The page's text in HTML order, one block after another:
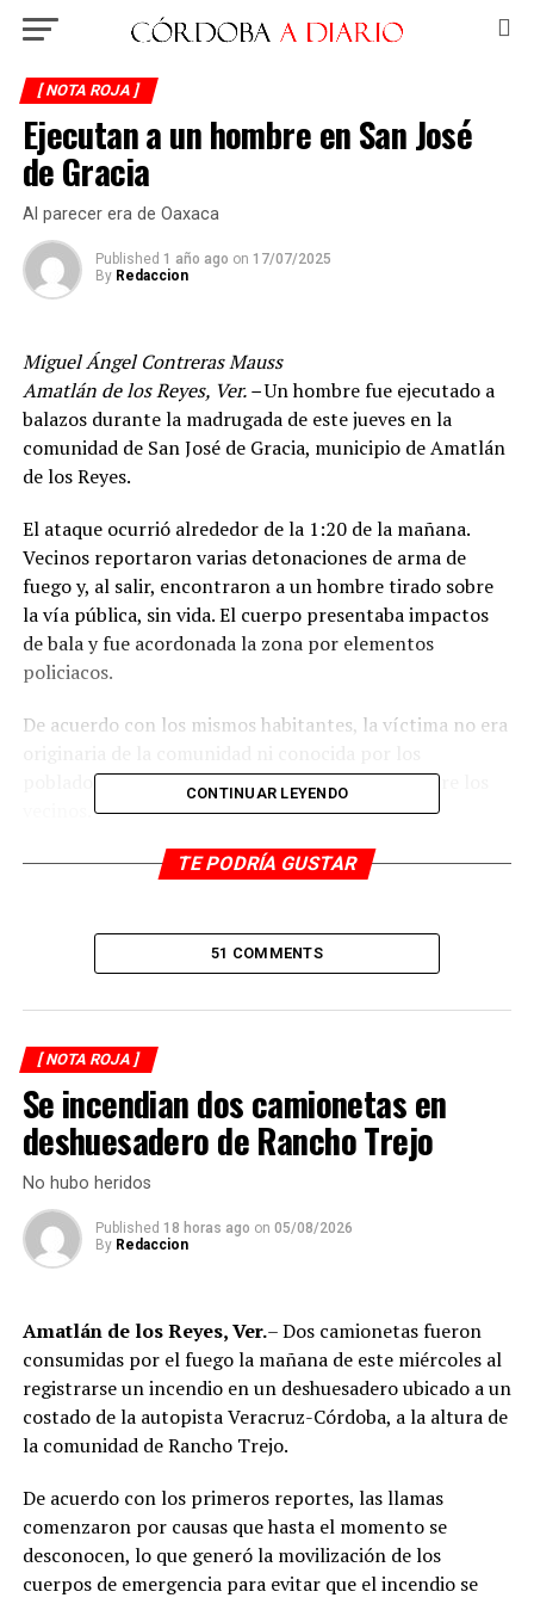
[ NOTA ROJA ]
Ejecutan a un hombre en San José
de Gracia
Al parecer era de Oaxaca
Published 1 año ago on 17/07/2025
By Redaccion
Miguel Ángel Contreras Mauss
Amatlán de los Reyes, Ver. –Un hombre fue ejecutado a
balazos durante la madrugada de este jueves en la
comunidad de San José de Gracia, municipio de Amatlán
de los Reyes.
El ataque ocurrió alrededor de la 1:20 de la mañana.
Vecinos reportaron varias detonaciones de arma de
fuego y, al salir, encontraron a un hombre tirado sobre
la vía pública, sin vida. El cuerpo presentaba impactos
de bala y fue acordonada la zona por elementos
policiacos.
De acuerdo con los mismos habitantes, la víctima no era
pobladores, lo que generó inquietud y temor entre los
Al lugar arribaron elementos de la Policía Estatal,
ciudadana de mayor seguridad y presencia de
autoridades.
RELATED TOPICS:
DESPUÉS
Estaba en avanzado estado de descomposición
ANTES
Justifica SSP crímenes
CONTINUAR LEYENDO
TE PODRÍA GUSTAR
51 COMMENTS
[ NOTA ROJA ]
Se incendian dos camionetas en
deshuesadero de Rancho Trejo
No hubo heridos
Published 18 horas ago on 05/08/2026
By Redaccion
Amatlán de los Reyes, Ver.– Dos camionetas fueron
consumidas por el fuego la mañana de este miércoles al
registrarse un incendio en un deshuesadero ubicado a un
costado de la autopista Veracruz-Córdoba, a la altura de
la comunidad de Rancho Trejo.
De acuerdo con los primeros reportes, las llamas
comenzaron por causas que hasta el momento se
desconocen, lo que generó la movilización de los
cuerpos de emergencia para evitar que el incendio se